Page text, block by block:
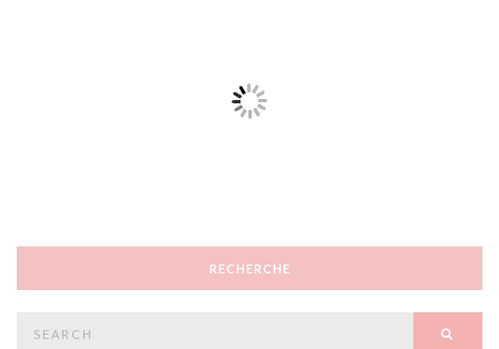
RECHERCHE